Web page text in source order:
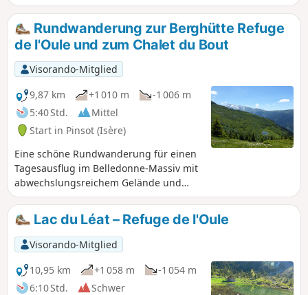
Sichtweite. Diese Route, die zur Hälfte abseits der Wege
verläuft, durchquert den wilden Kar des Glacier du Gleyzin
und erreicht den Gipfel über den Col Nord du Gleyzin. Eine
hier beschriebene Variante ermöglicht es, auch über den
Col Morétan zu gehen.
Rundwanderung zur Berghütte Refuge
de l'Oule und zum Chalet du Bout
Visorando-Mitglied
9,87 km
+1 010 m
-1 006 m
5:40 Std.
Mittel
Start in Pinsot (Isère)
Eine schöne Rundwanderung für einen
Tagesausflug im Belledonne-Massiv mit
abwechslungsreichem Gelände und
vielfältigen Landschaften. Die Berghütte
kann als Etappenziel für alpinere
Wanderungen dienen.
Lac du Léat – Refuge de l'Oule
Visorando-Mitglied
10,95 km
+1 058 m
-1 054 m
6:10 Std.
Schwer